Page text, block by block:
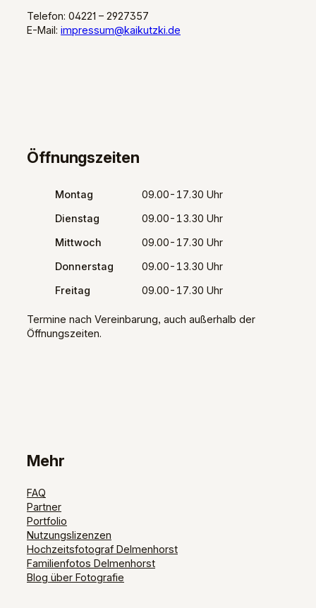
Telefon: 04221 – 2927357
E-Mail: impressum@kaikutzki.de
Öffnungszeiten
Montag
09.00-17.30 Uhr
Dienstag
09.00-13.30 Uhr
Mittwoch
09.00-17.30 Uhr
Donnerstag
09.00-13.30 Uhr
Freitag
09.00-17.30 Uhr
Termine nach Vereinbarung, auch außerhalb der
Öffnungszeiten.
Mehr
FAQ
Partner
Portfolio
Nutzungslizenzen
Hochzeitsfotograf Delmenhorst
Familienfotos Delmenhorst
Blog über Fotografie